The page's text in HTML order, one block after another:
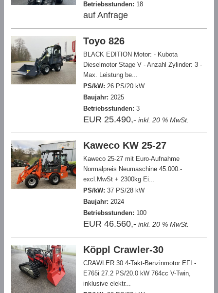
Betriebsstunden: 18
auf Anfrage
Toyo 826
BLACK EDITION Motor: - Kubota
Dieselmotor Stage V - Anzahl Zylinder: 3 -
Max. Leistung be...
PS/kW: 26 PS/20 kW
Baujahr: 2025
Betriebsstunden: 3
EUR 25.490,- inkl. 20 % MwSt.
Kaweco KW 25-27
Kaweco 25-27 mit Euro-Aufnahme
Normalpreis Neumaschine 45.000.-
excl.MwSt + 2300kg Ei...
PS/kW: 37 PS/28 kW
Baujahr: 2024
Betriebsstunden: 100
EUR 46.560,- inkl. 20 % MwSt.
Köppl Crawler-30
CRAWLER 30 4-Takt-Benzinmotor EFI -
E765i 27.2 PS/20.0 kW 764cc V-Twin,
inklusive elektr...